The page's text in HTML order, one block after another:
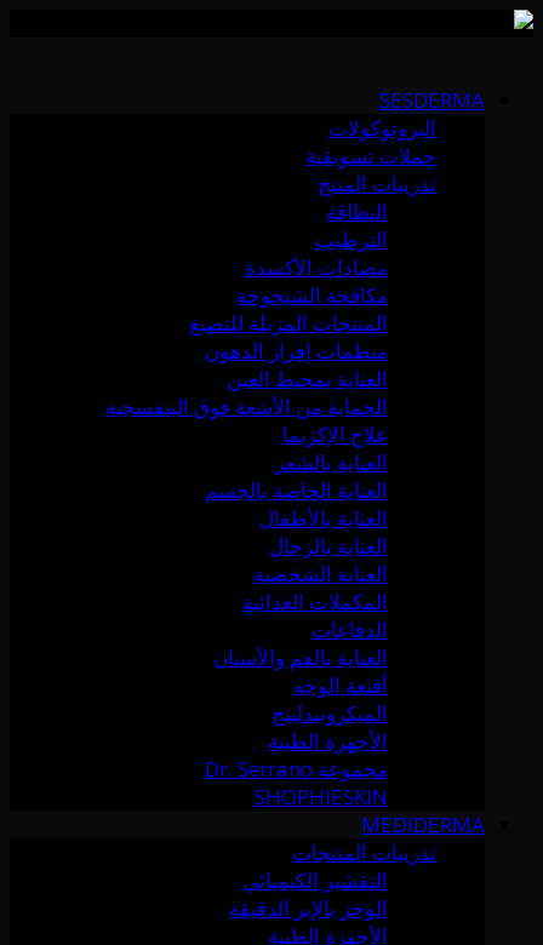
content
SESDERMA
البروتوكولات
حملات تسويقية
تدريبات المنتج
النظافة
الترطيب
مضادات الأكسدة
مكافحة الشيخوخة
المنتجات المزيلة للتصبغ
منظمات إفراز الدهون
العناية بمحيط العين
الحماية من الأشعة فوق البنفسجية
علاج الإكزيما
العناية بالشعر
العناية الخاصة بالجسم
العناية بالأطفال
العناية بالرجال
العناية الشخصية
المكملات الغذائية
الدفاعات
العناية بالفم والأسنان
أقنعة الوجه
الميكرونيدلينج
الأجهزة الطبية
مجموعة Dr. Serrano
SHOPHIESKIN
MEDIDERMA
تدريبات المنتجات
التقشير الكيميائي
الوخز بالإبر الدقيقة
الأجهزة الطبية